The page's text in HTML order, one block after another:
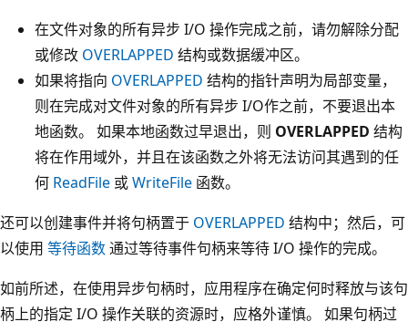
在文件对象的所有异步 I/O 操作完成之前，请勿解除分配
或修改 OVERLAPPED 结构或数据缓冲区。
如果将指向 OVERLAPPED 结构的指针声明为局部变量，
则在完成对文件对象的所有异步 I/O作之前，不要退出本
地函数。 如果本地函数过早退出，则 OVERLAPPED 结构
将在作用域外，并且在该函数之外将无法访问其遇到的任
何 ReadFile 或WriteFile 函数。
还可以创建事件并将句柄置于 OVERLAPPED 结构中；然后，可
以使用 等待函数通过等待事件句柄来等待 I/O 操作的完成。
如前所述，在使用异步句柄时，应用程序在确定何时释放与该句
柄上的指定 I/O 操作关联的资源时，应格外谨慎。 如果句柄过